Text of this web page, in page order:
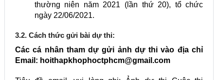
thường niên năm 2021 (lần thứ 20), tổ chức
ngày 22/06/2021.
3.2. Cách thức gửi bài dự thi:
Các cá nhân tham dự gửi ảnh dự thi vào địa chỉ
Email: hoithapkhophoctphcm@gmail.com